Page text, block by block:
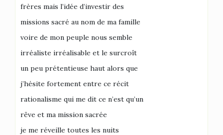
frères mais l’idée d’investir des
missions sacré au nom de ma famille
voire de mon peuple nous semble
irréaliste irréalisable et le surcroît
un peu prétentieuse haut alors que
j’hésite fortement entre ce récit
rationalisme qui me dit ce n’est qu’un
rêve et ma mission sacrée
je me réveille toutes les nuits